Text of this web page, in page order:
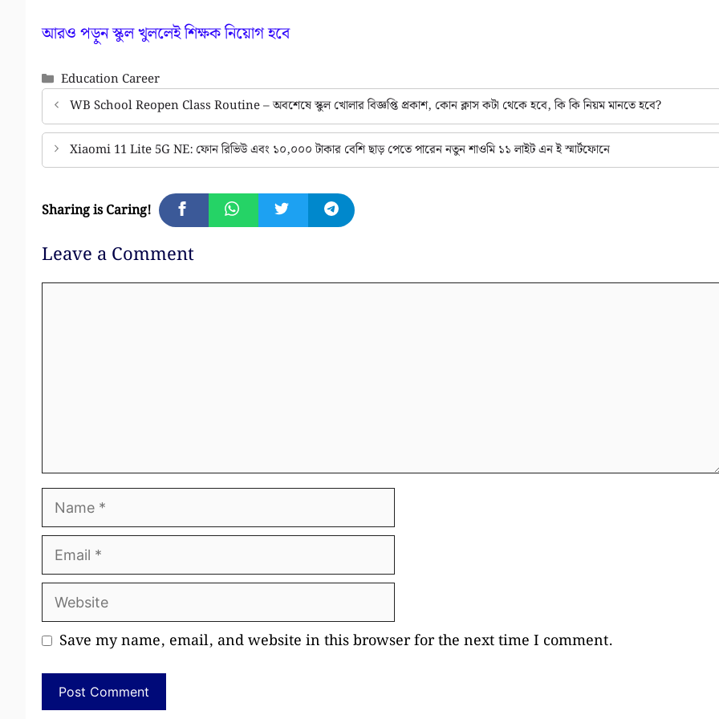
আরও পড়ুন স্কুল খুললেই শিক্ষক নিয়োগ হবে
Categories
Education Career
WB School Reopen Class Routine – অবশেষে স্কুল খোলার বিজ্ঞপ্তি প্রকাশ, কোন ক্লাস কটা থেকে হবে, কি কি নিয়ম মানতে হবে?
Xiaomi 11 Lite 5G NE: ফোন রিভিউ এবং ১০,০০০ টাকার বেশি ছাড় পেতে পারেন নতুন শাওমি ১১ লাইট এন ই স্মার্টফোনে
Sharing is Caring!
Leave a Comment
Name
Email
Website
Save my name, email, and website in this browser for the next time I comment.